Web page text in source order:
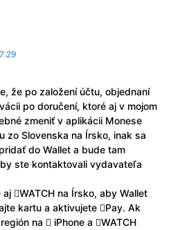
že po založení účtu, objednaní
po doručení, ktoré aj v mojom
zmeniť v aplikácii Monese
zo Slovenska na Írsko, inak sa
do Wallet a bude tam
ste kontaktovali vydavateľa
WATCH na Írsko, aby Wallet
kartu a aktivujete Pay. Ak
na  iPhone a WATCH